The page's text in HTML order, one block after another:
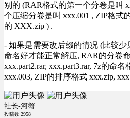
别的 (RAR格式的第一个分卷是叫
个压缩分卷是叫 xxx.001 , ZIP格式
的 XXX.zip ) .
- 如果是需要改后缀的情况 (比较
命名好才能正常解压, RAR的分卷
xxx.part2.rar, xxx.part3.rar, 7z的命
xxx.003, ZIP的排序格式 xxx.zip,
社长-河蟹
投稿数 2958